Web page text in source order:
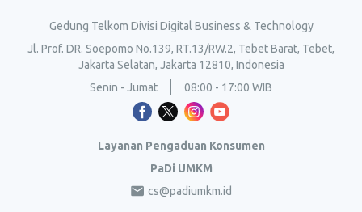
Gedung Telkom Divisi Digital Business & Technology
Jl. Prof. DR. Soepomo No.139, RT.13/RW.2, Tebet Barat, Tebet,
Jakarta Selatan, Jakarta 12810, Indonesia
Senin - Jumat
08:00 - 17:00 WIB
Layanan Pengaduan Konsumen
PaDi UMKM
cs@padiumkm.id